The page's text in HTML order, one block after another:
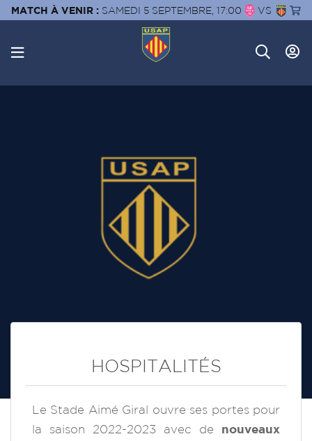
MATCH À VENIR : SAMEDI 5 SEPTEMBRE, 17:00 VS
HOSPITALITÉS
Le Stade Aimé Giral ouvre ses portes pour
la saison 2022-2023 avec de nouveaux